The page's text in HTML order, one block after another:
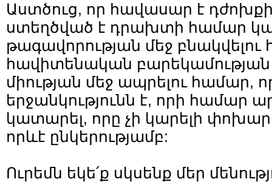
Աստծուց, որ հավասար է
ստեղծված է դրախտի համար
թագավորության մեջ
հավիտենական
միության մեջ ապրելու համար,
երջանկությունն է, որի համար
կատարել, որը չի կարելի
որևէ ընկերությամբ:
Ուրեմն եկե՛ք սկսենք մեր